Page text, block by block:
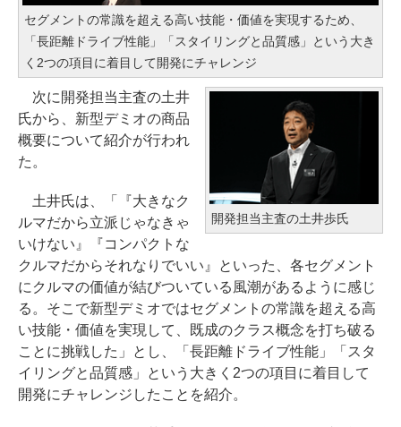
セグメントの常識を超える高い技能・価値を実現するため、
「長距離ドライブ性能」「スタイリングと品質感」という大き
く2つの項目に着目して開発にチャレンジ
開発担当主査の土井歩氏
次に開発担当主査の土井
氏から、新型デミオの商品
概要について紹介が行われ
た。
土井氏は、「『大きなク
ルマだから立派じゃなきゃ
いけない』『コンパクトな
クルマだからそれなりでいい』といった、各セグメント
にクルマの価値が結びついている風潮があるように感じ
る。そこで新型デミオではセグメントの常識を超える高
い技能・価値を実現して、既成のクラス概念を打ち破る
ことに挑戦した」とし、「長距離ドライブ性能」「スタ
イリングと品質感」という大きく2つの項目に着目して
開発にチャレンジしたことを紹介。